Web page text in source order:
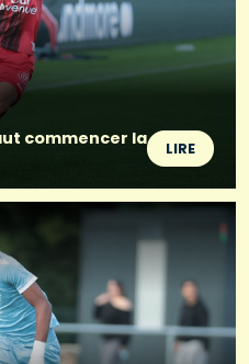
commencer la
LIRE